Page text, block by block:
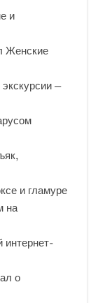
и
Женские
—
и гламуре
на
интернет-
о